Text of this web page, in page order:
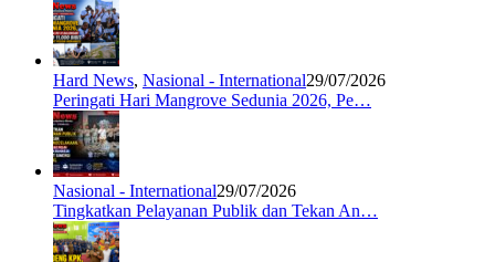
Hard News, Nasional - International29/07/2026
Peringati Hari Mangrove Sedunia 2026, Pe…
Nasional - International29/07/2026
Tingkatkan Pelayanan Publik dan Tekan An…